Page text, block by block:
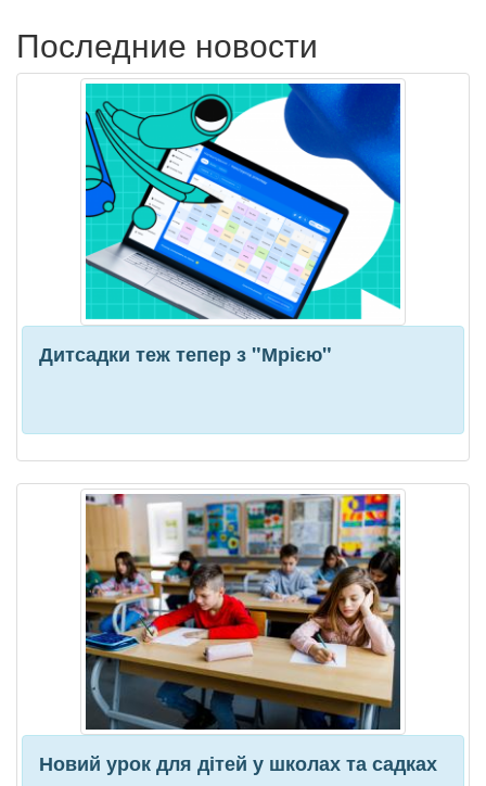
Последние новости
Дитсадки теж тепер з "Мрією"
Новий урок для дітей у школах та садках